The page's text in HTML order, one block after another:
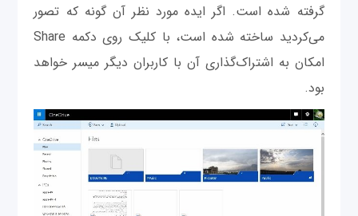
گرفته شده است. اگر ایده مورد نظر آن‌ گونه که تصور
می‌کردید ساخته شده است، با کلیک روی دکمه Share
امکان به اشتراک‌گذاری آن با کاربران دیگر میسر خواهد
بود.